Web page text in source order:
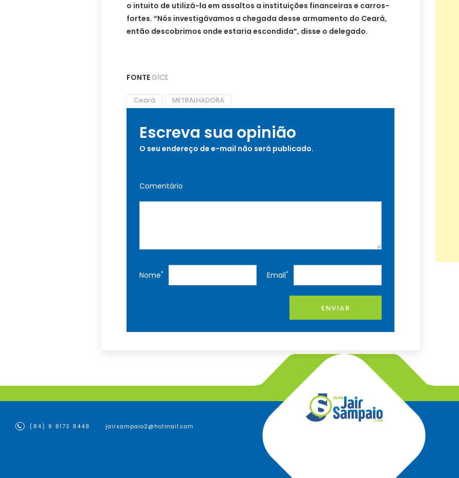
o intuito de utilizá-la em assaltos a instituições financeiras e carros-
fortes. “Nós investigávamos a chegada desse armamento do Ceará,
então descobrimos onde estaria escondida”, disse o delegado.
FONTE G1CE
Ceará METRALHADORA
Escreva sua opinião
O seu endereço de e-mail não será publicado.
Comentário
Nome* Email*
ENVIAR
(84) 9 8173 8448 jairsampaio2@hotmail.com